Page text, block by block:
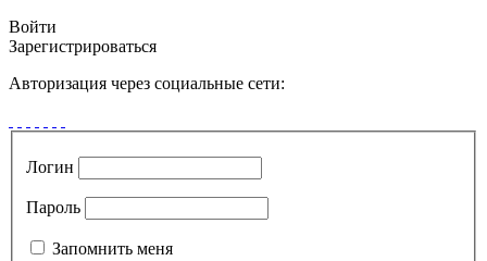
Войти
Зарегистрироваться
Авторизация через социальные сети:
Логин
Пароль
Запомнить меня